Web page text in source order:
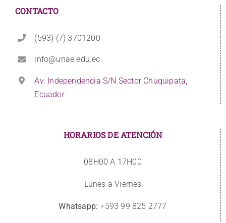
CONTACTO
(593) (7) 3701200
info@unae.edu.ec
Av. Independencia S/N Sector Chuquipata,
Ecuador
HORARIOS DE ATENCIÓN
08H00 A 17H00
Lunes a Viernes
Whatsapp: +593 99 825 2777